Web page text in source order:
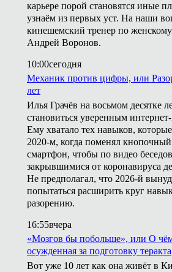
карьере порой становятся иные
узнаём из первых уст. На наши
кинешемский тренер по
Андрей Воронов.
10:00сегодня
Механик против цифры, или
лет
Илья Грачёв на восьмом десятке
становиться уверенным
Ему хватало тех навыков,
2020-м, когда поменял
смартфон, чтобы по видео
закрывшимися от коронавируса
Не предполагал, что 2026-й
попытаться расширить круг
разорению.
16:55вчера
«Мозгов бы побольше», или О
осужденная за подготовку теракта
Вот уже 10 лет как она живёт в